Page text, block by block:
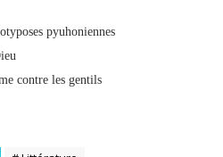
pyuhoniennes
contre les gentils